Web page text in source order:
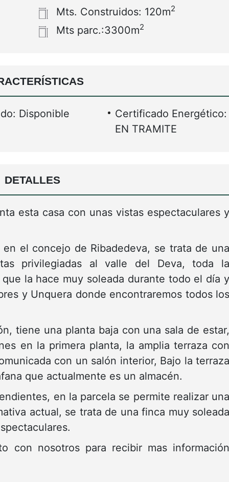
Mts. Construidos: 120m2
Mts parc.:3300m2
Disponible
Certificado Energético:
EN TRAMITE
DETALLES
esta casa con unas vistas espectaculares y
el concejo de Ribadedeva, se trata de una
privilegiadas al valle del Deva, toda la
la hace muy soleada durante todo el día y
y Unquera donde encontraremos todos los
tiene una planta baja con una sala de estar,
en la primera planta, la amplia terraza con
con un salón interior, Bajo la terraza
que actualmente es un almacén.
en la parcela se permite realizar una
actual, se trata de una finca muy soleada
con nosotros para recibir mas información